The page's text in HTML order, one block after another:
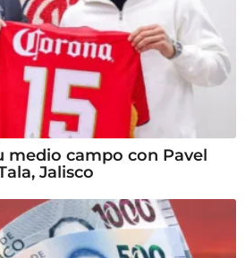
medio campo con Pavel
Jalisco